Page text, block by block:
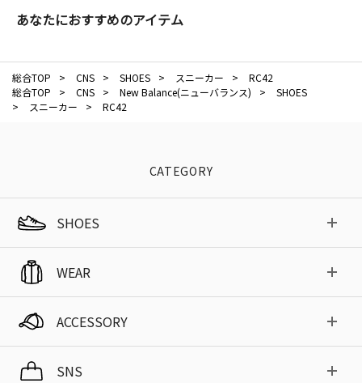
あなたにおすすめのアイテム
総合TOP > CNS > SHOES > スニーカー >
RC42
総合TOP
> CNS > New Balance(ニューバランス) >
SHOES
>
スニーカー > RC42
CATEGORY
SHOES
WEAR
ACCESSORY
SNS